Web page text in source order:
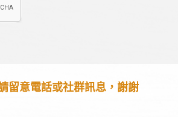
留意電話或社群訊息，謝謝